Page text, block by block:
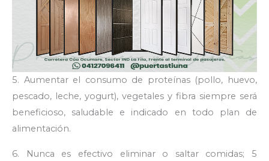
5. Aumentar el consumo de proteínas (pollo, huevo,
pescado, leche, yogurt), vegetales y fibra siempre será
beneficioso, saludable e indicado en todo plan de
alimentación.
6. Nunca es efectivo eliminar o saltar comidas; 5